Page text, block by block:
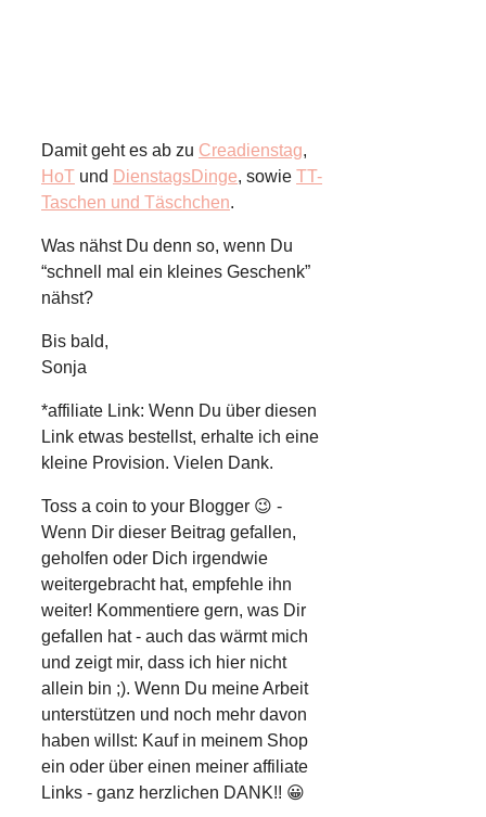
Damit geht es ab zu Creadienstag,
HoT und DienstagsDinge, sowie TT-
Taschen und Täschchen.
Was nähst Du denn so, wenn Du
“schnell mal ein kleines Geschenk”
nähst?
Bis bald,
Sonja
*affiliate Link: Wenn Du über diesen
Link etwas bestellst, erhalte ich eine
kleine Provision. Vielen Dank.
Toss a coin to your Blogger 😉 -
Wenn Dir dieser Beitrag gefallen,
geholfen oder Dich irgendwie
weitergebracht hat, empfehle ihn
weiter! Kommentiere gern, was Dir
gefallen hat - auch das wärmt mich
und zeigt mir, dass ich hier nicht
allein bin ;). Wenn Du meine Arbeit
unterstützen und noch mehr davon
haben willst: Kauf in meinem Shop
ein oder über einen meiner affiliate
Links - ganz herzlichen DANK!! 😀